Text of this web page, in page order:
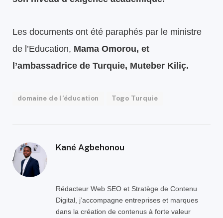
Les documents ont été paraphés par le ministre
de l’Education, Mama Omorou, et
l’ambassadrice de Turquie, Muteber Kiliç.
domaine de l’éducation Togo Turquie
Kané Agbehonou
Rédacteur Web SEO et Stratège de Contenu
Digital, j’accompagne entreprises et marques
dans la création de contenus à forte valeur